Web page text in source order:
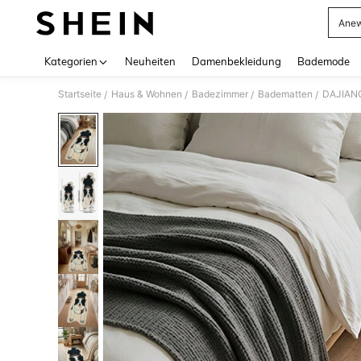
Kategorien Neuheiten Damenbekleidung Bademode
Startseite / Haus & Wohnen / Badezimmer / Badematten /